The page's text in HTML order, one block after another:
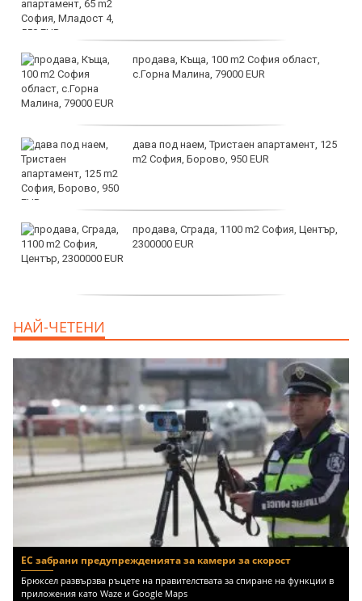
продава, Къща, 100 m2 София област,
с.Горна Малина, 79000 EUR
дава под наем, Тристаен апартамент, 125
m2 София, Борово, 950 EUR
продава, Сграда, 1100 m2 София, Център,
2300000 EUR
НАЙ-ЧЕТЕНИ
ЕС забрани предупрежденията за камери за скорост
Брюксел развързва ръцете на правителствата за спиране на функции в
приложения като Waze и Google Maps